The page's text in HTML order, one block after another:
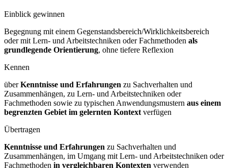
Einblick gewinnen
Begegnung mit einem Gegenstandsbereich/Wirklichkeitsbereich
oder mit Lern- und Arbeitstechniken oder Fachmethoden als
grundlegende Orientierung, ohne tiefere Reflexion
Kennen
überKenntnisse und Erfahrungen zu Sachverhalten und
Zusammenhängen, zu Lern- und Arbeitstechniken oder
Fachmethoden sowie zu typischen Anwendungsmustern aus einem
begrenzten Gebiet im gelernten Kontext verfügen
Übertragen
Kenntnisse und Erfahrungen zu Sachverhalten und
Zusammenhängen, im Umgang mit Lern- und Arbeitstechniken oder
Fachmethoden in vergleichbaren Kontexten verwenden